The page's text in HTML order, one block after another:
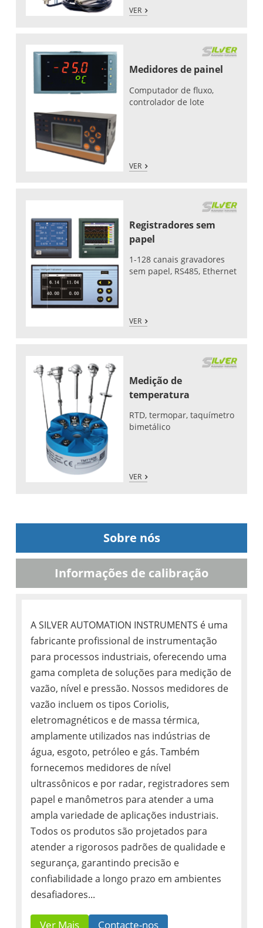
VER
Medidores de painel
Computador de fluxo,
controlador de lote
VER
Registradores sem
papel
1-128 canais gravadores
sem papel, RS485, Ethernet
VER
Medição de
temperatura
RTD, termopar, taquímetro
bimetálico
VER
Sobre nós
Informações de calibração
A SILVER AUTOMATION INSTRUMENTS é uma
fabricante profissional de instrumentação
para processos industriais, oferecendo uma
gama completa de soluções para medição de
vazão, nível e pressão. Nossos medidores de
vazão incluem os tipos Coriolis,
eletromagnéticos e de massa térmica,
amplamente utilizados nas indústrias de
água, esgoto, petróleo e gás. Também
fornecemos medidores de nível
ultrassônicos e por radar, registradores sem
papel e manômetros para atender a uma
ampla variedade de aplicações industriais.
Todos os produtos são projetados para
atender a rigorosos padrões de qualidade e
segurança, garantindo precisão e
confiabilidade a longo prazo em ambientes
desafiadores...
Ver Mais Contacte-nos